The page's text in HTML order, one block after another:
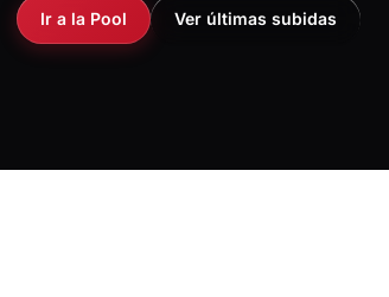
Ir a la Pool Ver últimas subidas